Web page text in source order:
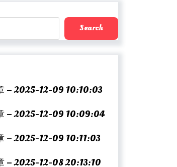
Search
– 2025-12-09 10:10:03
– 2025-12-09 10:09:04
– 2025-12-09 10:11:03
– 2025-12-08 20:13:10